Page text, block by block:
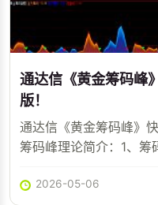
通达信《黄金筹码峰
版！
通达信《黄金筹码峰》
筹码峰理论简介：1、筹
2026-05-06